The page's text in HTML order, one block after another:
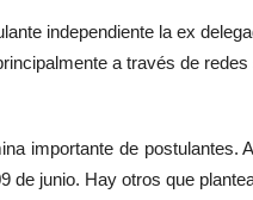
independiente la ex
a través de redes
importante de postulantes.
de junio. Hay otros que